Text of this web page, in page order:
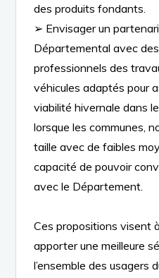
des produits fondants.
➢ Envisager un
Départemental avec
professionnels des
véhicules adaptés pour
viabilité hivernale dans
lorsque les communes,
taille avec de faibles
capacité de pouvoir
avec le Département.
Ces propositions visent
apporter une meilleure
l’ensemble des usagers